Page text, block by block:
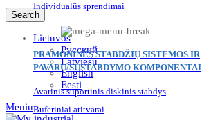
Search
Lietuvos
Русский
Latviešu
English
Eesti
Meniu
Individualūs sprendimai
PRAMONINĖS STABDŽIŲ SISTEMOS IR
PAVARŲ/SUSTABDYMO KOMPONENTAI
Avarinis suportinis diskinis stabdys
Buferiniai atitvarai